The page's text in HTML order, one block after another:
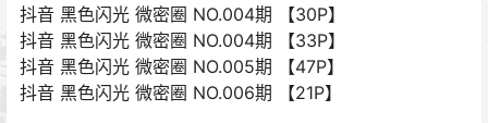
抖音 黑色闪光 微密圈 NO.004期 【30P】
抖音 黑色闪光 微密圈 NO.004期 【33P】
抖音 黑色闪光 微密圈 NO.005期 【47P】
抖音 黑色闪光 微密圈 NO.006期 【21P】